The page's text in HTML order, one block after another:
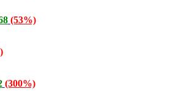
(53%)
(300%)